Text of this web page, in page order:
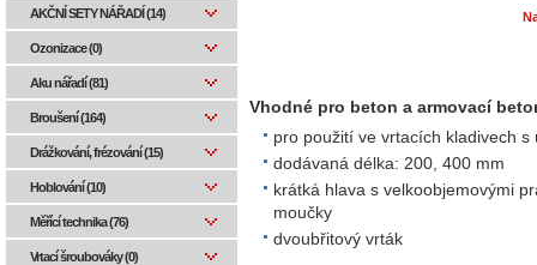
Vhodné pro beton a armovací
pro použití ve vrtacích kladivech s
dodávaná délka: 200, 400 mm
krátká hlava s velkoobjemovými
moučky
dvoubřitový vrták
AKČNÍ SETY NÁŘADÍ (14)
Ozonizace (0)
Aku nářadí (81)
Broušení (164)
Drážkování, frézování (15)
Hoblování (10)
Měřící technika (76)
Vrtací šroubováky (0)